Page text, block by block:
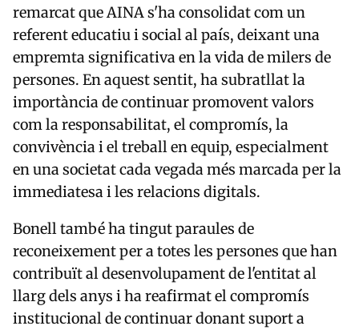
remarcat que AINA s'ha consolidat com un
referent educatiu i social al país, deixant una
empremta significativa en la vida de milers de
persones. En aquest sentit, ha subratllat la
importància de continuar promovent valors
com la responsabilitat, el compromís, la
convivència i el treball en equip, especialment
en una societat cada vegada més marcada per la
immediatesa i les relacions digitals.
Bonell també ha tingut paraules de
reconeixement per a totes les persones que han
contribuït al desenvolupament de l'entitat al
llarg dels anys i ha reafirmat el compromís
institucional de continuar donant suport a